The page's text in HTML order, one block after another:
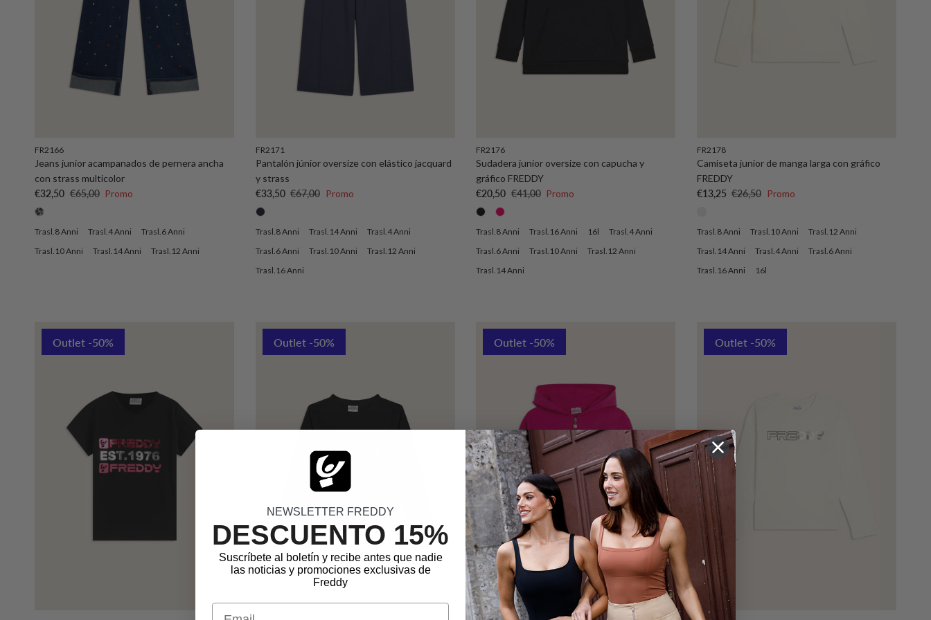
FR2166
Jeans junior acampanados de pernera ancha
con strass multicolor
Precio de venta
€32,50 Precio normal
€65,00 Promo
Trasl.8 Anni Trasl.4 Anni
Trasl.6 Anni
Trasl.10 Anni
Trasl.14 Anni Trasl.12 Anni
FR2171
Pantalón júnior oversize con elástico jacquard
y strass
Precio de venta
€33,50 Precio normal
€67,00 Promo
Trasl.8 Anni Trasl.14 Anni
Trasl.4 Anni
Trasl.6 Anni
Trasl.10 Anni
Trasl.12 Anni
Trasl.16 Anni
FR2176
Sudadera junior oversize con capucha y
gráfico FREDDY
Precio de venta
€20,50 Precio normal
€41,00 Promo
Trasl.8 Anni Trasl.16 Anni 16l
Trasl.4 Anni
Trasl.6 Anni
Trasl.10 Anni
Trasl.12 Anni
Trasl.14 Anni
FR2178
Camiseta junior de manga larga con gráfico
FREDDY
Precio de venta
€13,25 Precio normal
€26,50 Promo
Trasl.8 Anni Trasl.10 Anni
Trasl.12 Anni
Trasl.14 Anni
Trasl.4 Anni
Trasl.6 Anni
Trasl.16 Anni
16l
Outlet -50% Outlet -50% Outlet -50% Outlet -50%
NEWSLETTER FREDDY
DESCUENTO 15%
Suscríbete al boletín y recibe antes que nadie
las noticias y promociones exclusivas de
Freddy
Email